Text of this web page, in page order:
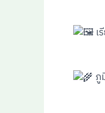
เ
ภู